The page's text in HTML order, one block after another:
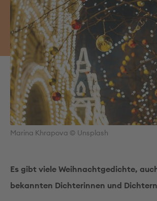
Marina Khrapova © Unsplash
Es gibt viele Weihnachtgedichte,
bekannten Dichterinnen und